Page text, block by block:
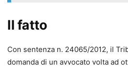
Il fatto
Con sentenza n. 24065/2012, il
domanda di un avvocato volta ad